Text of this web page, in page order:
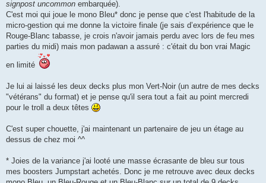
signpost uncommon embarquée).
C'est moi qui joue le mono Bleu* donc je pense que c'est l'habitude de la
micro-gestion qui me donne la victoire finale (je sais d’expérience que le
Rouge-Blanc tabasse, je crois n'avoir jamais perdu avec lors de feu mes
parties du midi) mais mon padawan a assuré : c'était du bon vrai Magic
en limité
Je lui ai laissé les deux decks plus mon Vert-Noir (un autre de mes decks
"vétérans" du format) et je pense qu'il sera tout a fait au point mercredi
pour le troll a deux têtes
C'est super chouette, j'ai maintenant un partenaire de jeu un étage au
dessus de chez moi ^^
* Joies de la variance j'ai looté une masse écrasante de bleu sur tous
mes boosters Jumpstart achetés. Donc je me retrouve avec deux decks